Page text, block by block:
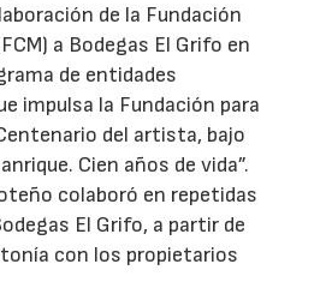
de la Fundación
a Bodegas El Grifo en
de entidades
impulsa la Fundación para
del artista, bajo
Cien años de vida”.
colaboró en repetidas
El Grifo, a partir de
con los propietarios